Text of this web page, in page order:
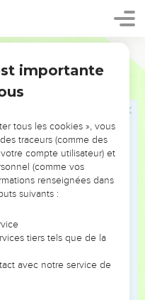
un taureau vaincu qui
pour l'empêcher de
dans ces paroles.
qu'il se tourne. Il en
de Dieu mal informé à
ce passage, auquel
de
importante
tous les cookies », vous
traceurs (comme des
compte utilisateur) et
(comme vos
renseignées dans
suivants :
tiers tels que de la
avec notre service de